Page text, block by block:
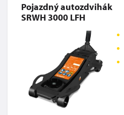
Pojazdný autozdvihák
SRWH 3000 LFH